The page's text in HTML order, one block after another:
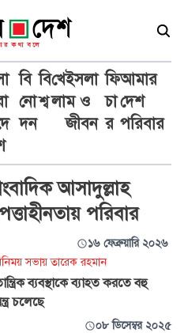
বি
নো
দন
বি
শ্ব
খে
লা
ইসলা
ম ও
জীবন
ফি
চা
র
আমার
দেশ
পরিবার
আসাদুল্লাহ
পরিবার
১৬ ফেব্রুয়ারি ২০২৬
সভায় তারেক রহমান
ব্যবস্থাকে ব্যাহত করতে বহু
চলেছে
০৮ ডিসেম্বর ২০২৫